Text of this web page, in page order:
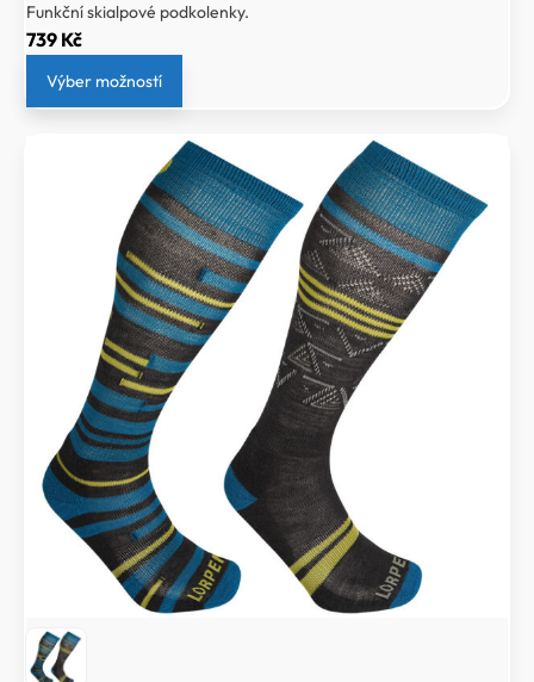
Funkční skialpové podkolenky.
739 Kč
Výber možností